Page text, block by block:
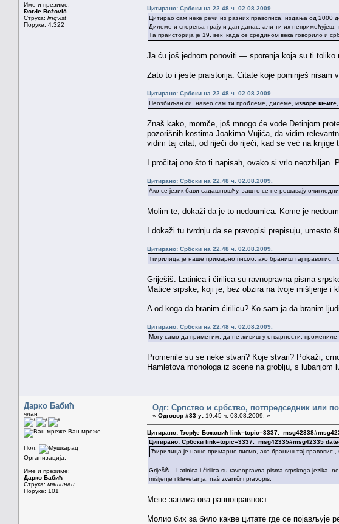
Име и презиме:
Đorđe Božović
Струка: lingvist
Поруке: 4.322
Цитирано: Србски на 22.48 ч. 02.08.2009.
Цитирао сам неке речи из разних правописа, издања од 2000
Дилеме и спорења трају и дан данас, али ти их непримећујеш,
Та праисторија је 19. век када се средином века говорило и
Ja ću još jednom ponoviti — sporenja koja su ti toliko
Zato to i jeste praistorija. Citate koje pominješ
Цитирано: Србски на 22.48 ч. 02.08.2009.
Неозбиљан си, навео сам ти проблеме, дилеме, изворе књиге
Znaš kako, momče, još mnogo će vode Đetinjom
pozorišnih kostima Joakima Vujića, da vidim
vidim taj citat, od riječi do riječi, kad se već na knjige
I pročitaj ono što ti napisah, ovako si vrlo neozbiljan.
Цитирано: Србски на 22.48 ч. 02.08.2009.
Ако се језик бави садашношћу, зашто се не решавају
Molim te, dokaži da je to nedoumica. Kome je
I dokaži tu tvrdnju da se pravopisi prepisuju, umesto
Цитирано: Србски на 22.48 ч. 02.08.2009.
Ћирилица је наше примарно писмо, ако браниш тај правопис ,
Griješiš. Latinica i ćirilica su ravnopravna pisma
Matice srpske, koji je, bez obzira na tvoje mišljenje i
A od koga da branim ćirilicu? Ko sam ja da branim
Цитирано: Србски на 22.48 ч. 02.08.2009.
Могу само да приметим, да не живиш у стварности, промениле
Promenile su se neke stvari? Koje stvari? Pokaži,
Hamletova monologa iz scene na groblju, s lubanjom
Дарко Бабић
члан
Ван мреже
Пол:
Организација:
Име и презиме:
Дарко Бабић
Струка: машинац
Поруке: 101
Одг: Српство и србство, потпредседник или
« Одговор #33 у: 19.45 ч. 03.08.2009. »
Цитирано: Ђорђе Божовић link=topic=3337.
Цитирано: Србски link=topic=3337. msg42335#msg42335
Ћирилица је наше примарно писмо, ако браниш тај правопис
Griješiš. Latinica i ćirilica su ravnopravna pisma srpskoga jezika,
mišljenje i klevetanja, naš zvanični pravopis.
Мене занима ова равноправност.
Молио бих за било какве цитате где се појављује